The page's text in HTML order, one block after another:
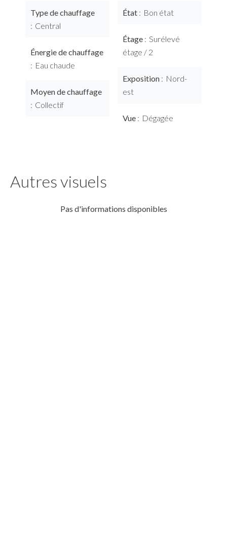
Type de chauffage
Central
Énergie de chauffage
Eau chaude
Moyen de chauffage
Collectif
État Bon état
Étage
Surélevé
étage / 2
Exposition
Nord-
est
Vue Dégagée
Autres visuels
Pas d'informations disponibles